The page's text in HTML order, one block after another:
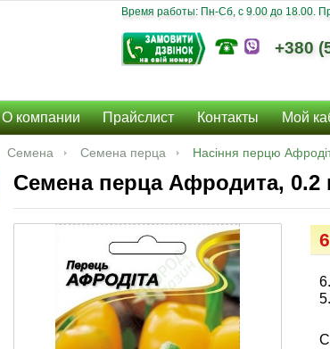
Время работы: Пн-Сб, c 9.00 до 18.00.
+380
О компании Прайслист Контакты Мой
Семена Семена перца Насіння перцю
Семена перца Афродита, 0.2